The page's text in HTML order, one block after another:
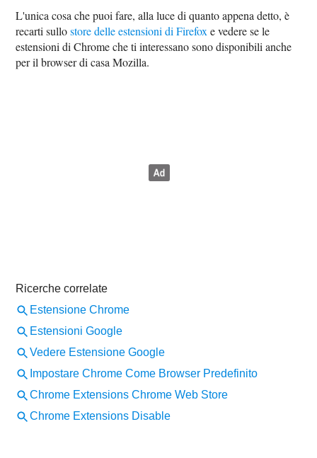
L'unica cosa che puoi fare, alla luce di quanto appena detto, è
recarti sullostore delle estensioni di Firefox e vedere se le
estensioni di Chrome che ti interessano sono disponibili anche
per il browser di casa Mozilla.